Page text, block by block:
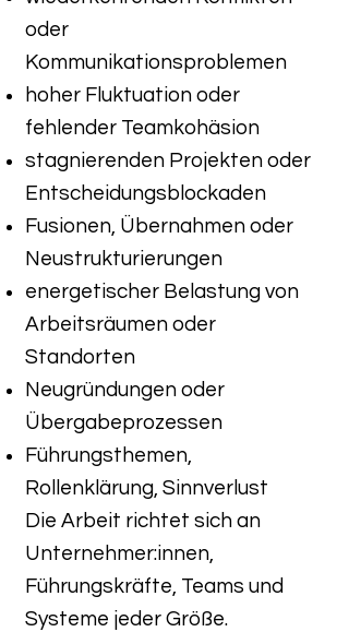
oder
Kommunikationsproblemen
hoher Fluktuation oder
fehlender Teamkohäsion
stagnierenden Projekten oder
Entscheidungsblockaden
Fusionen, Übernahmen oder
Neustrukturierungen
energetischer Belastung von
Arbeitsräumen oder
Standorten
Neugründungen oder
Übergabeprozessen
Führungsthemen,
Rollenklärung, Sinnverlust
Die Arbeit richtet sich an
Unternehmer:innen,
Führungskräfte, Teams und
Systeme jeder Größe.